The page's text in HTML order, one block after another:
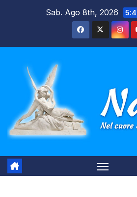
Sab. Ago 8th, 2026